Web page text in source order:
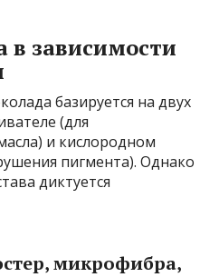
в зависимости
базируется на двух
(для
и кислородном
пигмента). Однако
диктуется
микрофибра,